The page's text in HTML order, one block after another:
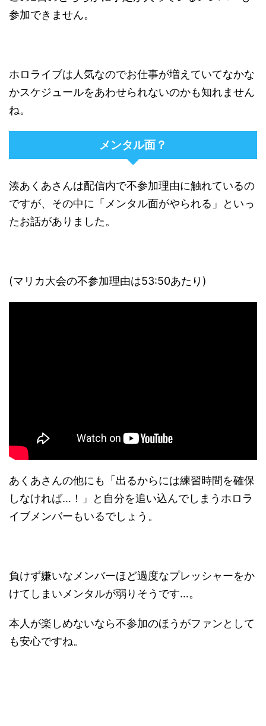
参加できません。
ホロライブは人気なのでお仕事が増えていてなかな
かスケジュールをあわせられないのかも知れません
ね。
メンタル面？
湊あくあさんは配信内で不参加理由に触れているの
ですが、その中に「メンタル面がやられる」といっ
たお話がありました。
(マリカ大会の不参加理由は53:50あたり)
あくあさんの他にも「出るからには練習時間を確保
しなければ…！」と自分を追い込んでしまうホロラ
イブメンバーもいるでしょう。
負けず嫌いなメンバーほど過度なプレッシャーをか
けてしまいメンタルが弱りそうです…。
本人が楽しめないなら不参加のほうがファンとして
も安心ですね。